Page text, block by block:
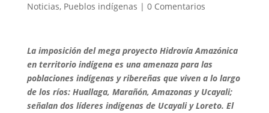
Noticias, Pueblos indígenas | 0 Comentarios
La imposición del mega proyecto Hidrovía Amazónica
en territorio indígena es una amenaza para las
poblaciones indígenas y ribereñas que viven a lo largo
de los ríos: Huallaga, Marañón, Amazonas y Ucayali;
señalan dos líderes indígenas de Ucayali y Loreto. El